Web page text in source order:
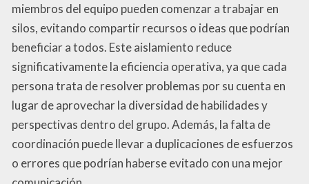
miembros del equipo pueden comenzar a trabajar en
silos, evitando compartir recursos o ideas que podrían
beneficiar a todos. Este aislamiento reduce
significativamente la eficiencia operativa, ya que cada
persona trata de resolver problemas por su cuenta en
lugar de aprovechar la diversidad de habilidades y
perspectivas dentro del grupo. Además, la falta de
coordinación puede llevar a duplicaciones de esfuerzos
o errores que podrían haberse evitado con una mejor